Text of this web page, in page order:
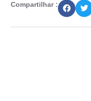
Compartilhar :